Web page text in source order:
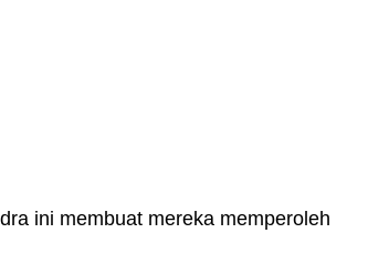
ini membuat mereka memperoleh